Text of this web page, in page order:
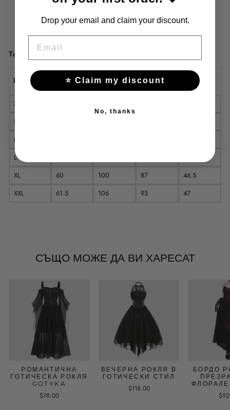
Еластичност: лека
Дебелина:
Закопчаване:цип
Таблица с размери (см)
Размер
Дължина
гръб
обиколка
Талия Ръкав
XS
S
M
L
XL
60 100 87
46.5
XXL
61.5 106 93 47
СЪЩО МОЖЕ ДА ВИ ХАРЕСАТ
РОМАНТИЧНА
ГОТИЧЕСКА РОКЛЯ
GOTYKA
$78.00
ВЕЧЕРНА РОКЛЯ В
ГОТИЧЕСКИ СТИЛ
$118.00
БОРДО
Drop your email and claim your discount.
⭐ Claim my discount
No, thanks